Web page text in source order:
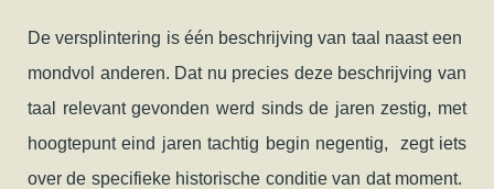
De versplintering is één beschrijving van taal naast een
mondvol anderen. Dat nu precies deze beschrijving van
taal relevant gevonden werd sinds de jaren zestig, met
hoogtepunt eind jaren tachtig begin negentig, zegt iets
over de specifieke historische conditie van dat moment.